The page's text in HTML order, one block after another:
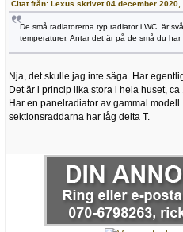
Citat från: Lexus skrivet 04 december 2020,
De små radiatorerna typ radiator i WC, är
temperaturer. Antar det är på de små du har
Nja, det skulle jag inte säga. Har
Det är i princip lika stora i hela huset,
Har en panelradiator av gammal modell
sektionsraddarna har låg delta T.